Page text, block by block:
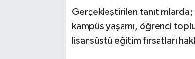
Gerçekleştirilen
kampüs yaşamı, öğrenci
lisansüstü eğitim fırsatları